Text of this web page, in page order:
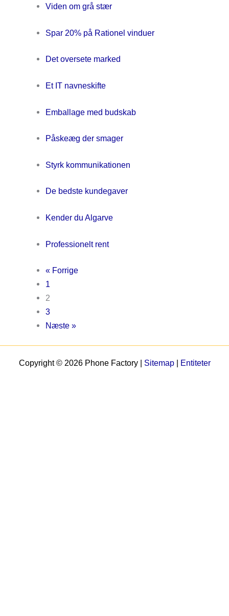
Viden om grå stær
Spar 20% på Rationel vinduer
Det oversete marked
Et IT navneskifte
Emballage med budskab
Påskeæg der smager
Styrk kommunikationen
De bedste kundegaver
Kender du Algarve
Professionelt rent
« Forrige
1
2
3
Næste »
Copyright © 2026 Phone Factory | Sitemap| Entiteter